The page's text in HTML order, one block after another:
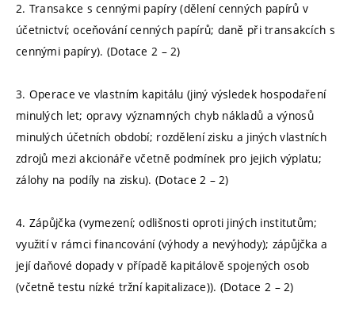
2. Transakce s cennými papíry (dělení cenných papírů v
účetnictví; oceňování cenných papírů; daně při transakcích s
cennými papíry). (Dotace 2 – 2)
3. Operace ve vlastním kapitálu (jiný výsledek hospodaření
minulých let; opravy významných chyb nákladů a výnosů
minulých účetních období; rozdělení zisku a jiných vlastních
zdrojů mezi akcionáře včetně podmínek pro jejich výplatu;
zálohy na podíly na zisku). (Dotace 2 – 2)
4. Zápůjčka (vymezení; odlišnosti oproti jiných institutům;
využití v rámci financování (výhody a nevýhody); zápůjčka a
její daňové dopady v případě kapitálově spojených osob
(včetně testu nízké tržní kapitalizace)). (Dotace 2 – 2)